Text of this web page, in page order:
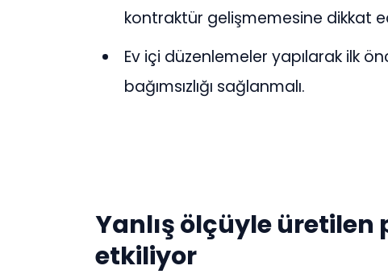
kontraktür gelişmemesine dikkat
Ev içi düzenlemeler yapılarak ilk
bağımsızlığı sağlanmalı.
Yanlış ölçüyle üretilen
etkiliyor